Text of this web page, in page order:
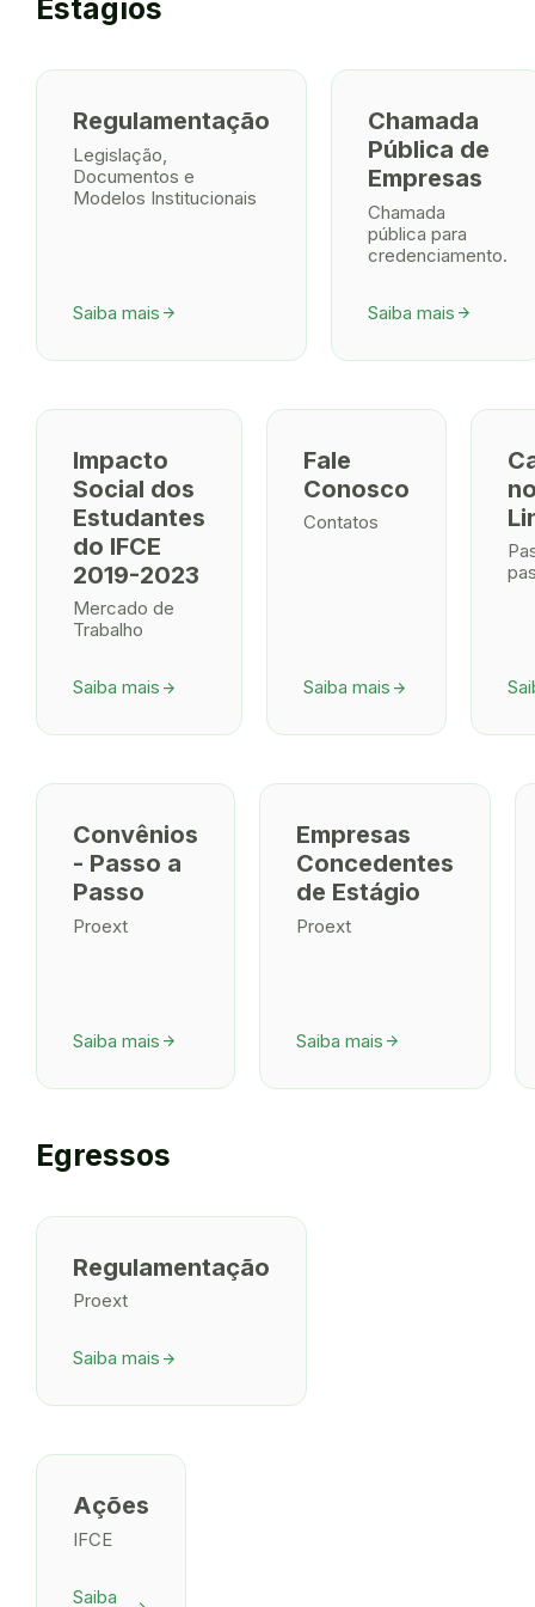
Estágios
Regulamentação
Legislação,
Documentos e
Modelos Institucionais
Saiba mais arrow_forward
Chamada
Pública de
Empresas
Chamada
pública para
credenciamento.
Saiba mais arrow_forward
Impacto
Social dos
Estudantes
do IFCE
2019-2023
Mercado de
Trabalho
Saiba mais arrow_forward
Fale
Conosco
Contatos
Saiba mais arrow_forward
Convênios
- Passo a
Passo
Proext
Saiba mais arrow_forward
Empresas
Concedentes
de Estágio
Proext
Saiba mais arrow_forward
Egressos
Regulamentação
Proext
Saiba mais arrow_forward
Ações
IFCE
Saiba